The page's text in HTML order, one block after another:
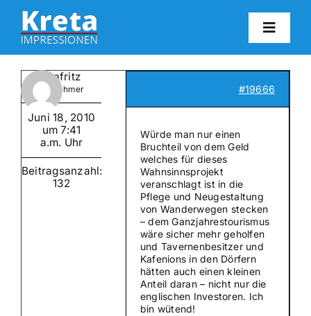
Zum
Inhalt
springen
kretafritz
Teilnehmer
Juni 18, 2010
um 7:41
a.m. Uhr
Beitragsanzahl:
132
#19666
Würde man nur einen
Bruchteil von dem Geld
welches für dieses
Wahnsinnsprojekt
veranschlagt ist in die
Pflege und Neugestaltung
von Wanderwegen stecken
– dem Ganzjahrestourismus
wäre sicher mehr geholfen
und Tavernenbesitzer und
Kafenions in den Dörfern
hätten auch einen kleinen
Anteil daran – nicht nur die
englischen Investoren. Ich
bin wütend!